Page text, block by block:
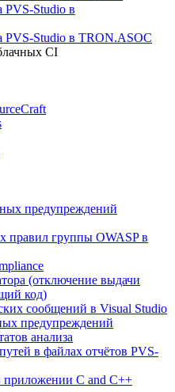
PVS-Studio в
PVS-Studio в TRON.ASOC
CI
предупреждений
правил группы OWASP в
(отключение выдачи
код)
сообщений в Visual Studio
предупреждений
анализа
в файлах отчётов PVS-
приложении C and C++